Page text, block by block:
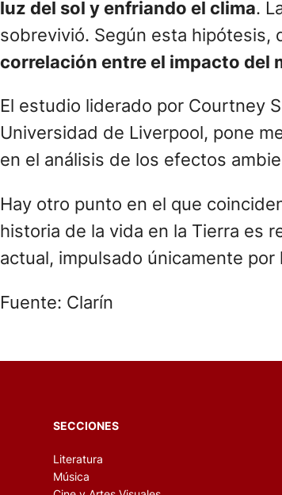
luz del sol y enfriando el clima.
sobrevivió. Según esta hipótesis,
correlación entre el impacto del
El estudio liderado por Courtney
Universidad de Liverpool, pone
en el análisis de los efectos
Hay otro punto en el que
historia de la vida en la Tierra es
actual, impulsado únicamente por
Fuente: Clarín
SECCIONES
Literatura
Música